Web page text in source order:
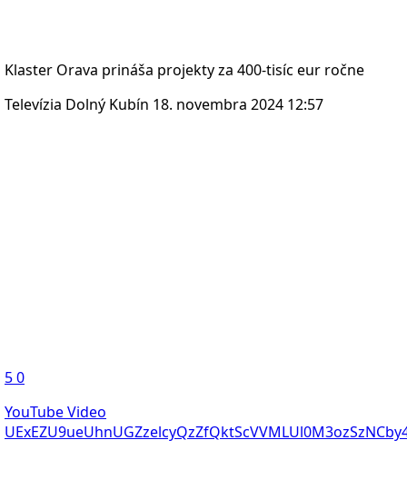
Klaster Orava prináša projekty za 400-tisíc eur ročne
Televízia Dolný Kubín 18. novembra 2024 12:57
50
YouTube Video